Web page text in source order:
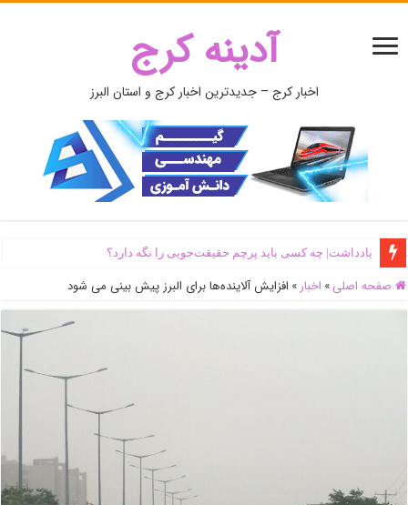
آدینه کرج
اخبار کرج – جدیدترین اخبار کرج و استان البرز
یادداشت| ‌چه کسی باید پرچم حقیقت‌جویی را نگه دارد؟
صفحه اصلی » اخبار » افزایش آلاینده‌ها برای البرز پیش بینی می شود